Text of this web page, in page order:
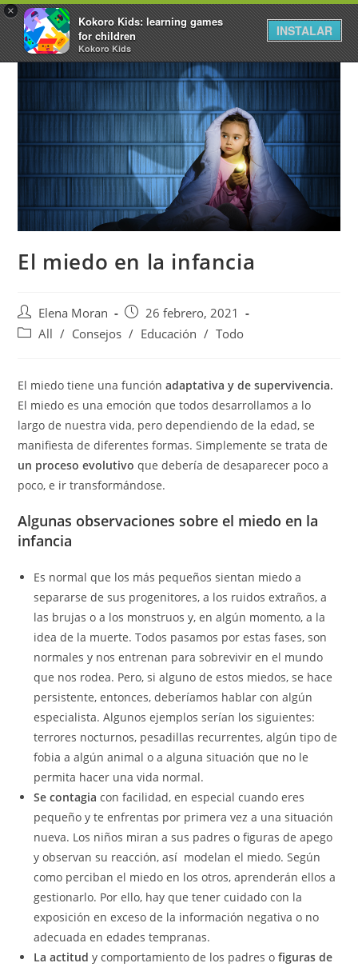
×
Kokoro Kids: learning games
for children
Kokoro Kids
INSTALAR
El miedo en la infancia
Elena Moran
26 febrero, 2021
All / Consejos / Educación / Todo
El miedo tiene una funciónadaptativa y de supervivencia.
El miedo es una emoción que todos desarrollamos a lo
largo de nuestra vida, pero dependiendo de la edad, se
manifiesta de diferentes formas.Simplemente se trata de
un proceso evolutivoque debería de desaparecer poco a
poco, e ir transformándose.
Algunas observaciones sobre el miedo en la
infancia
Es normal que los más pequeños sientan miedo a
separarse de sus progenitores, a los ruidos extraños, a
las brujas o a los monstruos y, en algún momento, a la
idea de la muerte. Todos pasamos por estas fases, son
normales y nos entrenan para sobrevivir en el mundo
que nos rodea. Pero, si alguno de estos miedos, se hace
persistente, entonces, deberíamos hablar con algún
especialista. Algunos ejemplos serían los siguientes:
terrores nocturnos, pesadillas recurrentes, algún tipo de
fobia a algún animal o a alguna situación que no le
permita hacer una vida normal.
Se contagia con facilidad, en especial cuando eres
pequeño y te enfrentas por primera vez a una situación
nueva. Los niños miran a sus padres o figuras de apego
y observan su reacción, así modelan el miedo. Según
como perciban el miedo en los otros, aprenderán ellos a
gestionarlo. Por ello, hay que tener cuidado con la
exposición en exceso de la información negativa o no
adecuada en edades tempranas.
La actitud y comportamiento de los padres ofiguras de